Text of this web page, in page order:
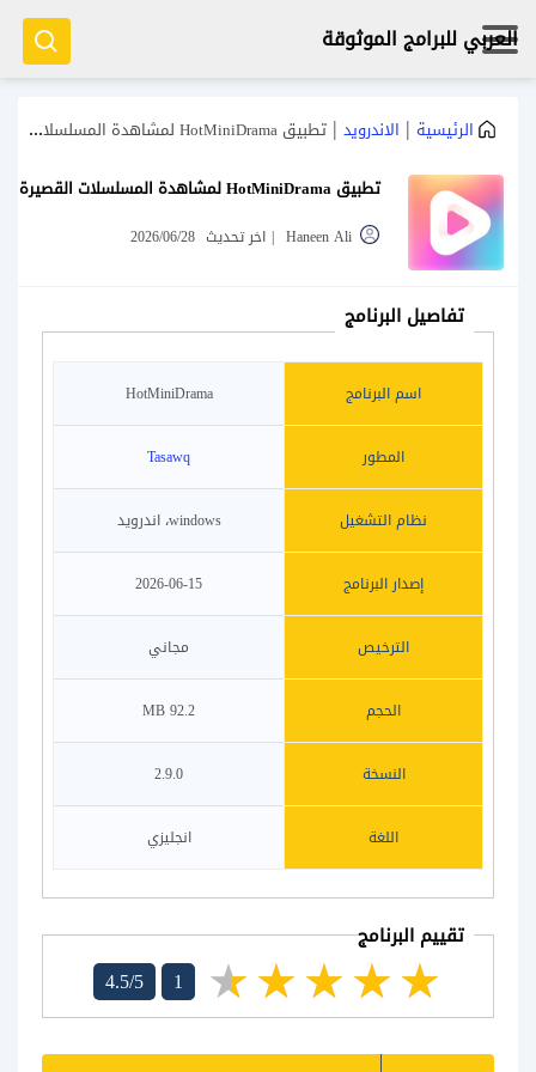
العربي للبرامج الموثوقة
الرئيسية | الاندرويد | تطبيق HotMiniDrama لمشاهدة المسلسلات القصيرة
تطبيق HotMiniDrama لمشاهدة المسلسلات القصيرة
Haneen Ali
| اخر تحديث 2026/06/28
تفاصيل البرنامج
اسم البرنامج HotMiniDrama
المطور Tasawq
نظام التشغيل windows، اندرويد
إصدار البرنامج 2026-06-15
الترخيص مجاني
الحجم 92.2 MB
النسخة 2.9.0
اللغة انجليزي
تقييم البرنامج
4.5/5 1